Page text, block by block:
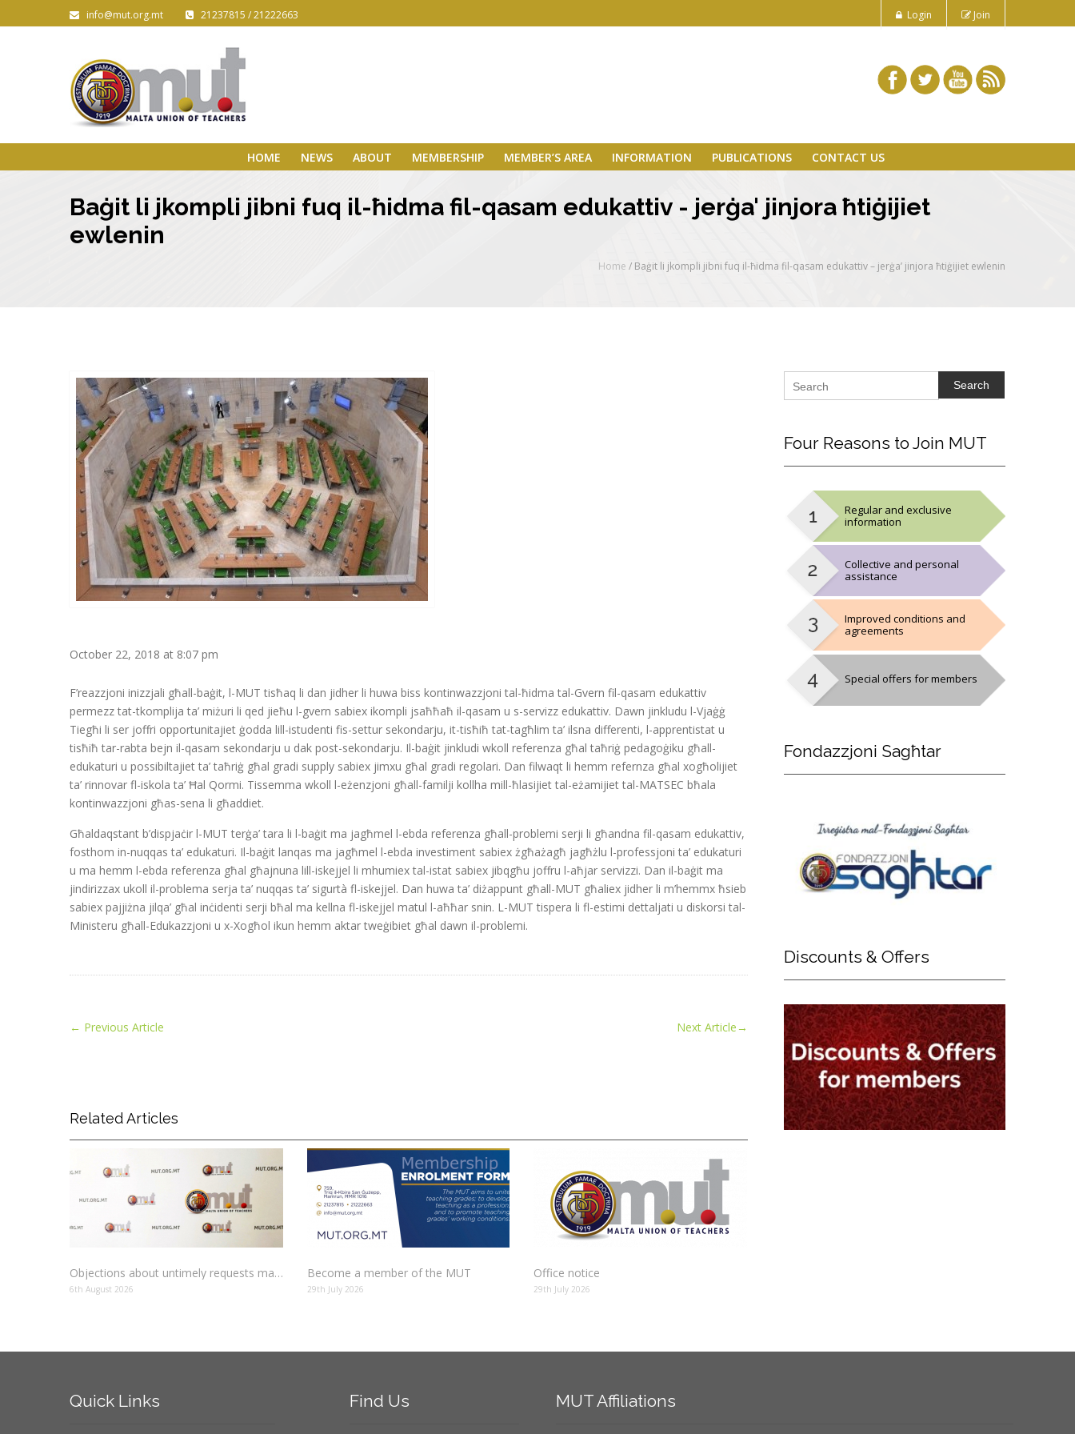
info@mut.org.mt 21237815 / 21222663 Login Join
HOME NEWS ABOUT MEMBERSHIP MEMBER’S AREA INFORMATION PUBLICATIONS CONTACT US
Baġit li jkompli jibni fuq il-ħidma fil-qasam edukattiv - jerġa' jinjora ħtiġijiet
ewlenin
Home / Baġit li jkompli jibni fuq il-ħidma fil-qasam edukattiv – jerġa’ jinjora ħtiġijiet ewlenin
October 22, 2018 at 8:07 pm
F’reazzjoni inizzjali għall-baġit, l-MUT tisħaq li dan jidher li huwa biss kontinwazzjoni tal-ħidma tal-Gvern fil-qasam edukattiv
permezz tat-tkomplija ta’ miżuri li qed jieħu l-gvern sabiex ikompli jsaħħaħ il-qasam u s-servizz edukattiv. Dawn jinkludu l-Vjaġġ
Tiegħi li ser joffri opportunitajiet ġodda lill-istudenti fis-settur sekondarju, it-tisħiħ tat-tagħlim ta’ ilsna differenti, l-apprentistat u
tisħiħ tar-rabta bejn il-qasam sekondarju u dak post-sekondarju. Il-baġit jinkludi wkoll referenza għal taħriġ pedagoġiku għall-
edukaturi u possibiltajiet ta’ taħriġ għal gradi supply sabiex jimxu għal gradi regolari. Dan filwaqt li hemm refernza għal xogħolijiet
ta’ rinnovar fl-iskola ta’ Ħal Qormi. Tissemma wkoll l-eżenzjoni għall-familji kollha mill-ħlasijiet tal-eżamijiet tal-MATSEC bħala
kontinwazzjoni għas-sena li għaddiet.
Għaldaqstant b’dispjaċir l-MUT terġa’ tara li l-baġit ma jagħmel l-ebda referenza għall-problemi serji li għandna fil-qasam edukattiv,
fosthom in-nuqqas ta’ edukaturi. Il-baġit lanqas ma jagħmel l-ebda investiment sabiex żgħażagħ jagħżlu l-professjoni ta’ edukaturi
u ma hemm l-ebda referenza għal għajnuna lill-iskejjel li mhumiex tal-istat sabiex jibqgħu joffru l-aħjar servizzi. Dan il-baġit ma
jindirizzax ukoll il-problema serja ta’ nuqqas ta’ sigurtà fl-iskejjel. Dan huwa ta’ diżappunt għall-MUT għaliex jidher li m’hemmx ħsieb
sabiex pajjiżna jilqa’ għal inċidenti serji bħal ma kellna fl-iskejjel matul l-aħħar snin. L-MUT tispera li fl-estimi dettaljati u diskorsi tal-
Ministeru għall-Edukazzjoni u x-Xogħol ikun hemm aktar tweġibiet għal dawn il-problemi.
← Previous Article Next Article→
Related Articles
Objections about untimely requests made to schools
6th August 2026
Become a member of the MUT
29th July 2026
Office notice
29th July 2026
Search
FourReasons to Join MUT
Regular and exclusive
information
Collective and personal
assistance
Improved conditions and
agreements
Special offers for members
Fondazzjoni Sagħtar
Discounts & Offers
Quick Links Find Us MUTAffiliations